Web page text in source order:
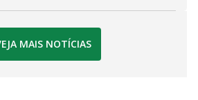
MAIS NOTÍCIAS